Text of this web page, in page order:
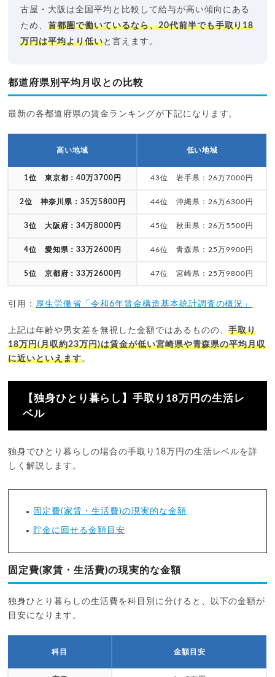
古屋・大阪は全国平均と比較して給与が高い傾向にある
ため、首都圏で働いているなら、20代前半でも手取り18
万円は平均より低いと言えます。
都道府県別平均月収との比較
最新の各都道府県の賃金ランキングが下記になります。
高い地域 低い地域
1位 東京都：40万3700円 43位 岩手県：26万7000円
2位 神奈川県：35万5800円 44位 沖縄県：26万6300円
3位 大阪府：34万8000円 45位 秋田県：26万5500円
4位 愛知県：33万2600円 46位 青森県：25万9900円
5位 京都府：33万2600円 47位 宮崎県：25万9800円
引用： 厚生労働省「令和6年賃金構造基本統計調査の概況」
上記は年齢や男女差を無視した金額ではあるものの、手取り
18万円(月収約23万円)は賃金が低い宮崎県や青森県の平均月収
に近いといえます。
【独身ひとり暮らし】手取り18万円の生活レ
ベル
独身でひとり暮らしの場合の手取り18万円の生活レベルを詳
しく解説します。
固定費(家賃・生活費)の現実的な金額
貯金に回せる金額目安
固定費(家賃・生活費)の現実的な金額
独身ひとり暮らしの生活費を科目別に分けると、以下の金額が
目安になります。
科目 金額目安